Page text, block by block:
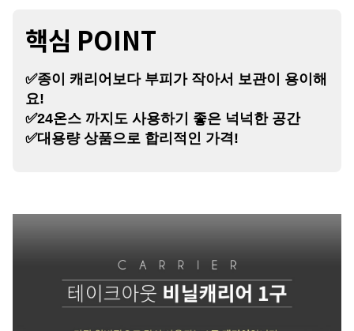
핵심 POINT
✅종이 캐리어보다 부피가 작아서 보관이 용이해
요!
✅24온스 까지도 사용하기 좋은 넉넉한 공간
✅대용량 상품으로 합리적인 가격!